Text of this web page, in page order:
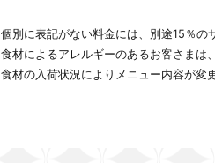
個別に表記がない料金には、別途15％
食材によるアレルギーのあるお客さまは
食材の入荷状況によりメニュー内容が変